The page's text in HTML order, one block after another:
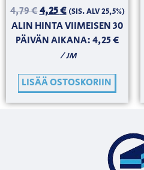
4,79€4,25€ (SIS. ALV 25,5%)
ALIN HINTA VIIMEISEN 30
PÄIVÄN AIKANA:4,25€
/ JM
LISÄÄ OSTOSKORIIN